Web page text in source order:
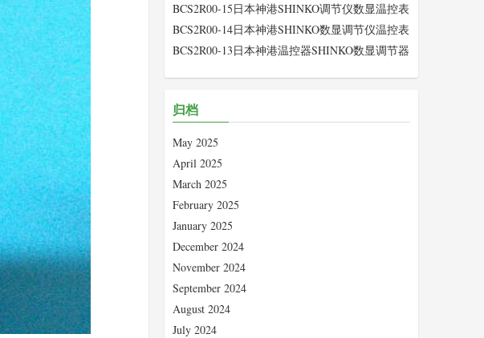
BCS2R00-15日本神港SHINKO调节仪数显温控表
BCS2R00-14日本神港SHINKO数显调节仪温控表
BCS2R00-13日本神港温控器SHINKO数显调节器
归档
May 2025
April 2025
March 2025
February 2025
January 2025
December 2024
November 2024
September 2024
August 2024
July 2024